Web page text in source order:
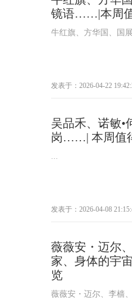
镜语……|本周
牛红旗、方华国、国
发表于：2026-04-22
吴品禾、诺敏•
岗……| 本周值
...
发表于：2026-04-08
薇薇安・迈尔
家、身体的宇
览
薇薇安・迈尔、李樯